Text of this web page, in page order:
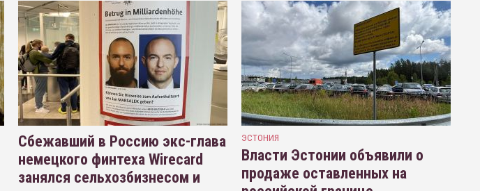
Сбежавший в Россию экс-глава
немецкого финтеха Wirecard
занялся сельхозбизнесом и
ЭСТОНИЯ
Власти Эстонии объявили о
продаже оставленных на